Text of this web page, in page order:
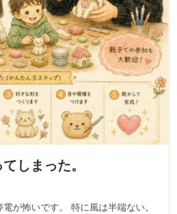
しまった。
が怖いです。 特に風は半端ない。